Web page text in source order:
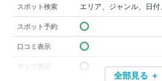
スポット検索 エリア、ジャンル、日
スポット予約
口コミ表示
マップ表示
全部見る ＋